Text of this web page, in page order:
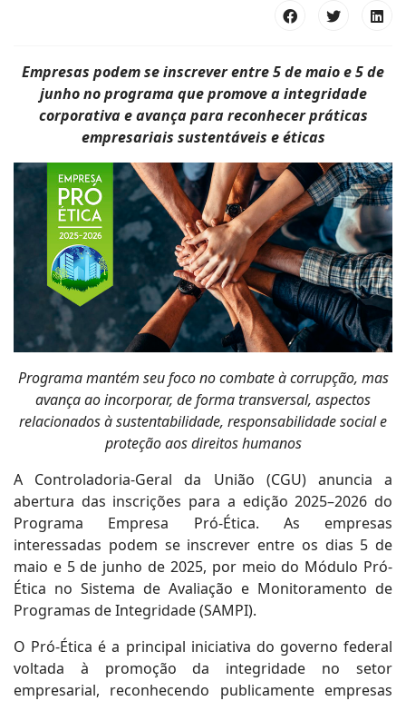
Empresas podem se inscrever entre 5 de maio e 5 de
junho no programa que promove a integridade
corporativa e avança para reconhecer práticas
empresariais sustentáveis e éticas
Programa mantém seu foco no combate à corrupção, mas
avança ao incorporar, de forma transversal, aspectos
relacionados à sustentabilidade, responsabilidade social e
proteção aos direitos humanos
A Controladoria-Geral da União (CGU) anuncia a
abertura das inscrições para a edição 2025–2026 do
Programa Empresa Pró-Ética. As empresas
interessadas podem se inscrever entre os dias 5 de
maio e 5 de junho de 2025, por meio do Módulo Pró-
Ética no Sistema de Avaliação e Monitoramento de
Programas de Integridade (SAMPI).
O Pró-Ética é a principal iniciativa do governo federal
voltada à promoção da integridade no setor
empresarial, reconhecendo publicamente empresas